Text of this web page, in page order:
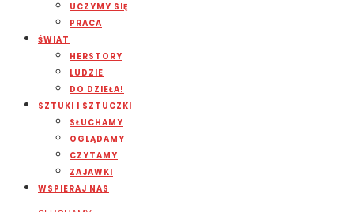
UCZYMY SIĘ
PRACA
ŚWIAT
HERSTORY
LUDZIE
DO DZIEŁA!
SZTUKI I SZTUCZKI
SŁUCHAMY
OGLĄDAMY
CZYTAMY
ZAJAWKI
WSPIERAJ NAS